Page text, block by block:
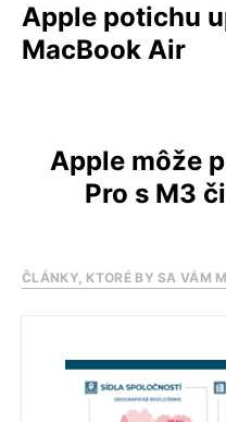
Apple potichu
MacBook Air
Apple môže
Pro s M3
ČLÁNKY, KTORÉ BY SA VÁM